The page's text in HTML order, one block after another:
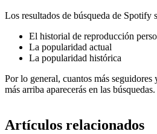
Los resultados de búsqueda de Spotify
El historial de reproducción
La popularidad actual
La popularidad histórica
Por lo general, cuantos más seguidores
más arriba aparecerás en las búsquedas.
Artículos relacionados